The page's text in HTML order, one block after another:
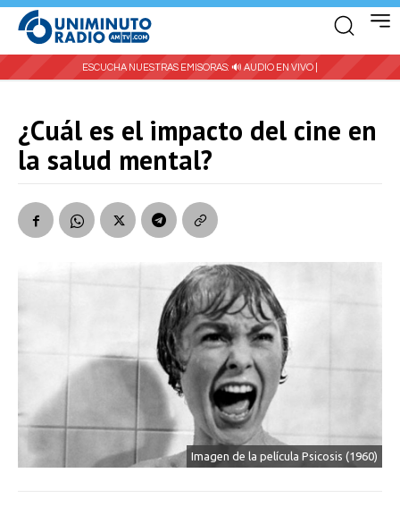
ESCUCHA NUESTRAS EMISORAS: 🔊 AUDIO EN VIVO |
¿Cuál es el impacto del cine en
la salud mental?
Imagen de la película Psicosis (1960)